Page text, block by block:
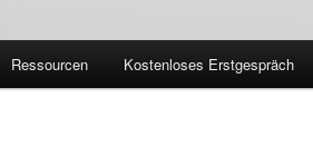
Ressourcen Kostenloses Erstgespräch